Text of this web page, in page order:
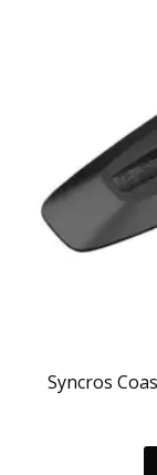
Syncros